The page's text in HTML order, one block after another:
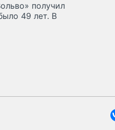
получил
49 лет. В